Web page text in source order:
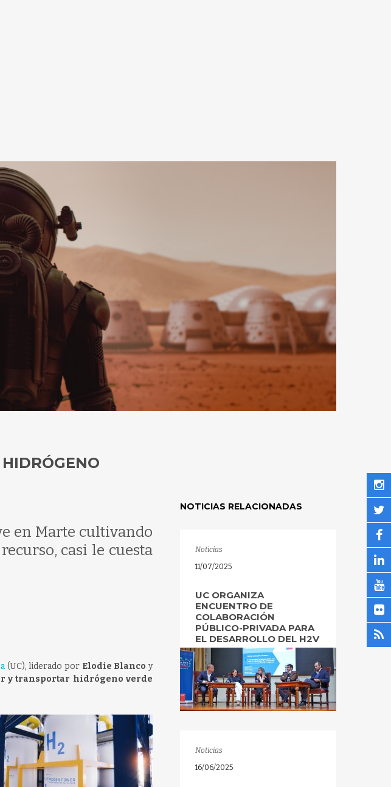
en Marte cultivando
casi le cuesta
(UC), liderado por Elodie Blanco y
y transportar hidrógeno verde
NOTICIAS RELACIONADAS
Noticias
11/07/2025
UC ORGANIZA
ENCUENTRO DE
COLABORACIÓN
PÚBLICO-PRIVADA PARA
EL DESARROLLO DEL H2V
Noticias
16/06/2025